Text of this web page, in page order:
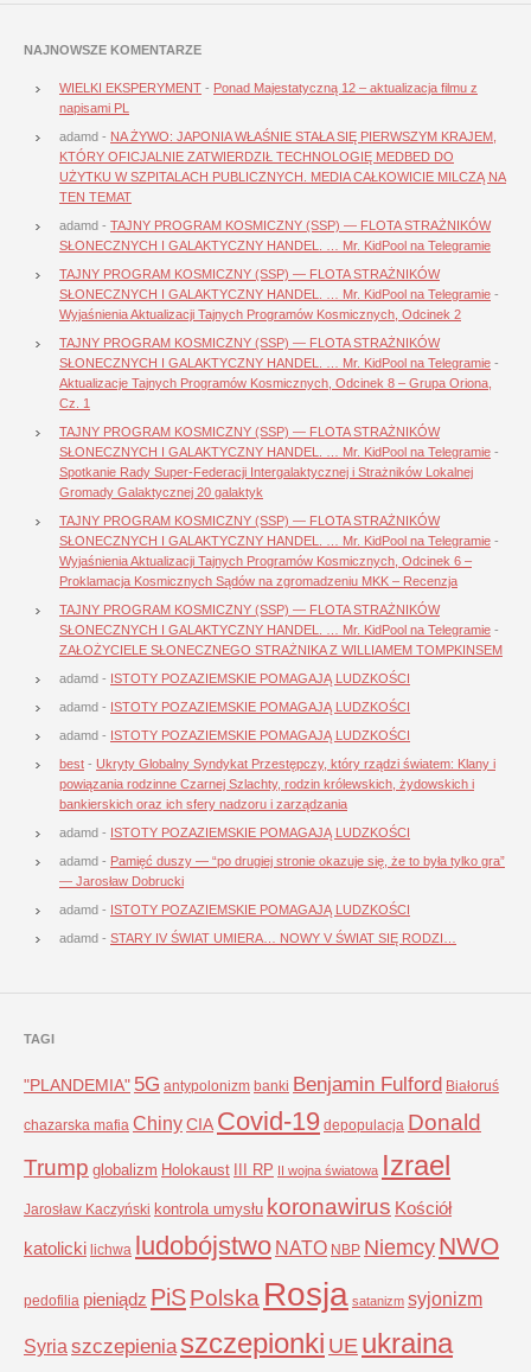
NAJNOWSZE KOMENTARZE
WIELKI EKSPERYMENT - Ponad Majestatyczną 12 – aktualizacja filmu z
napisami PL
adamd - NA ŻYWO: JAPONIA WŁAŚNIE STAŁA SIĘ PIERWSZYM KRAJEM,
KTÓRY OFICJALNIE ZATWIERDZIŁ TECHNOLOGIĘ MEDBED DO
UŻYTKU W SZPITALACH PUBLICZNYCH. MEDIA CAŁKOWICIE MILCZĄ NA
TEN TEMAT
adamd - TAJNY PROGRAM KOSMICZNY (SSP) — FLOTA STRAŻNIKÓW
SŁONECZNYCH I GALAKTYCZNY HANDEL. … Mr. KidPool na Telegramie
TAJNY PROGRAM KOSMICZNY (SSP) — FLOTA STRAŻNIKÓW
SŁONECZNYCH I GALAKTYCZNY HANDEL. … Mr. KidPool na Telegramie -
Wyjaśnienia Aktualizacji Tajnych Programów Kosmicznych, Odcinek 2
TAJNY PROGRAM KOSMICZNY (SSP) — FLOTA STRAŻNIKÓW
SŁONECZNYCH I GALAKTYCZNY HANDEL. … Mr. KidPool na Telegramie -
Aktualizacje Tajnych Programów Kosmicznych, Odcinek 8 – Grupa Oriona,
Cz. 1
TAJNY PROGRAM KOSMICZNY (SSP) — FLOTA STRAŻNIKÓW
SŁONECZNYCH I GALAKTYCZNY HANDEL. … Mr. KidPool na Telegramie -
Spotkanie Rady Super-Federacji Intergalaktycznej i Strażników Lokalnej
Gromady Galaktycznej 20 galaktyk
TAJNY PROGRAM KOSMICZNY (SSP) — FLOTA STRAŻNIKÓW
SŁONECZNYCH I GALAKTYCZNY HANDEL. … Mr. KidPool na Telegramie -
Wyjaśnienia Aktualizacji Tajnych Programów Kosmicznych, Odcinek 6 –
Proklamacja Kosmicznych Sądów na zgromadzeniu MKK – Recenzja
TAJNY PROGRAM KOSMICZNY (SSP) — FLOTA STRAŻNIKÓW
SŁONECZNYCH I GALAKTYCZNY HANDEL. … Mr. KidPool na Telegramie -
ZAŁOŻYCIELE SŁONECZNEGO STRAŻNIKA Z WILLIAMEM TOMPKINSEM
adamd - ISTOTY POZAZIEMSKIE POMAGAJĄ LUDZKOŚCI
adamd - ISTOTY POZAZIEMSKIE POMAGAJĄ LUDZKOŚCI
adamd - ISTOTY POZAZIEMSKIE POMAGAJĄ LUDZKOŚCI
best - Ukryty Globalny Syndykat Przestępczy, który rządzi światem: Klany i
powiązania rodzinne Czarnej Szlachty, rodzin królewskich, żydowskich i
bankierskich oraz ich sfery nadzoru i zarządzania
adamd - ISTOTY POZAZIEMSKIE POMAGAJĄ LUDZKOŚCI
adamd - Pamięć duszy — “po drugiej stronie okazuje się, że to była tylko gra”
— Jarosław Dobrucki
adamd - ISTOTY POZAZIEMSKIE POMAGAJĄ LUDZKOŚCI
adamd - STARY IV ŚWIAT UMIERA… NOWY V ŚWIAT SIĘ RODZI…
TAGI
"PLANDEMIA" 5G antypolonizm banki Benjamin Fulford Białoruś
chazarska mafia ChinyCIA Covid-19 depopulacja Donald
Trump globalizm Holokaust III RP II wojna światowa Izrael
Jarosław Kaczyński kontrola umysłu koronawirus Kościół
katolicki lichwa ludobójstwo NATO NBP NiemcyNWO
pedofilia pieniądz PiSPolska Rosja satanizm syjonizm
Syria szczepienia szczepionki UE ukraina